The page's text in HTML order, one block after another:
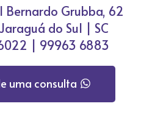
Bernardo Grubba, 62
do Sul | SC
| 99963 6883
uma consulta